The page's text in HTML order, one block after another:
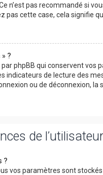
n’est pas recommandé si
pas cette case, cela signifie
?
phpBB qui conservent
indicateurs de lecture des
ou de déconnexion, la
de l’utilisateur
?
vos paramètres sont